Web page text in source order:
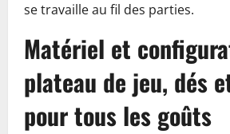
se travaille au fil des parties.
Matériel et
plateau de jeu, dés
pour tous les goûts